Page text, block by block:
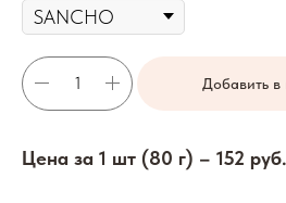
Добавить в
Цена за 1 шт (80 г) – 152 руб.